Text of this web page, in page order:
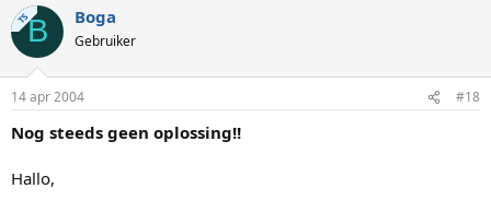
TSB Boga
Gebruiker
14 apr 2004 #18
Nog steeds geen oplossing!!
Hallo,